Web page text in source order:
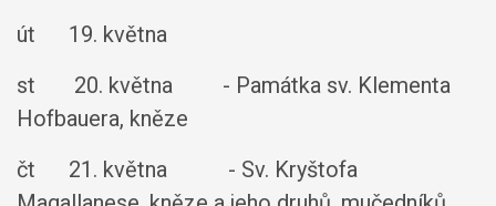
út 19. května
st 20. května - Památka sv. Klementa
Hofbauera, kněze
čt 21. května - Sv. Kryštofa